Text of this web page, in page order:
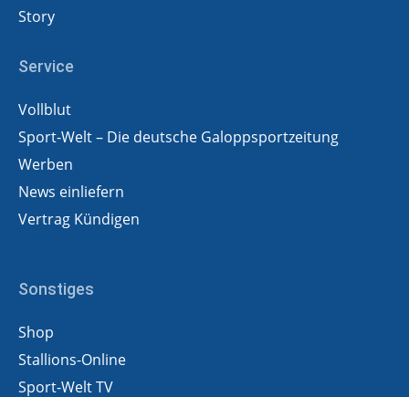
Story
Service
Vollblut
Sport-Welt – Die deutsche Galoppsportzeitung
Werben
News einliefern
Vertrag Kündigen
Sonstiges
Shop
Stallions-Online
Sport-Welt TV